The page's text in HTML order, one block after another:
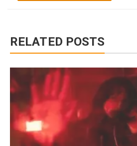
RELATED POSTS